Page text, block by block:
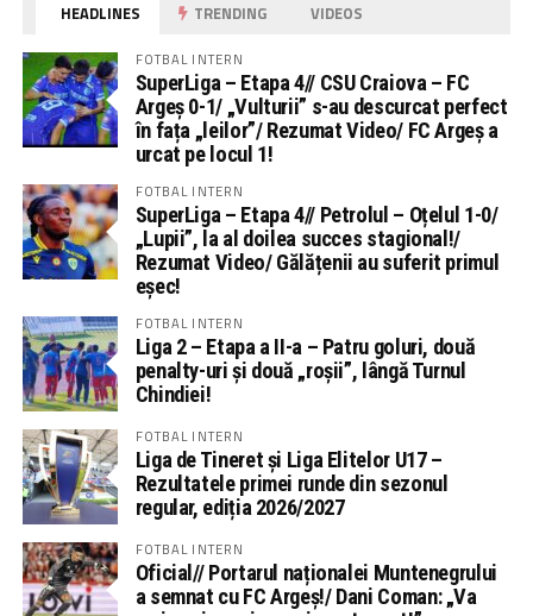
HEADLINES TRENDING VIDEOS
FOTBAL INTERN
SuperLiga – Etapa 4// CSU Craiova – FC
Argeș 0-1/ „Vulturii” s-au descurcat perfect
în fața „leilor”/ Rezumat Video/ FC Argeș a
urcat pe locul 1!
FOTBAL INTERN
SuperLiga – Etapa 4// Petrolul – Oțelul 1-0/
„Lupii”, la al doilea succes stagional!/
Rezumat Video/ Gălățenii au suferit primul
eșec!
FOTBAL INTERN
Liga 2 – Etapa a II-a – Patru goluri, două
penalty-uri și două „roșii”, lângă Turnul
Chindiei!
FOTBAL INTERN
Liga de Tineret și Liga Elitelor U17 –
Rezultatele primei runde din sezonul
regular, ediția 2026/2027
FOTBAL INTERN
Oficial// Portarul naționalei Muntenegrului
a semnat cu FC Argeș!/ Dani Coman: „Va